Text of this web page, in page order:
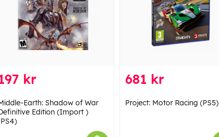
kr
Earth: Shadow of War
Edition (Import )
681 kr
Project: Motor Racing (PS5)